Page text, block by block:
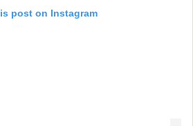
post on Instagram